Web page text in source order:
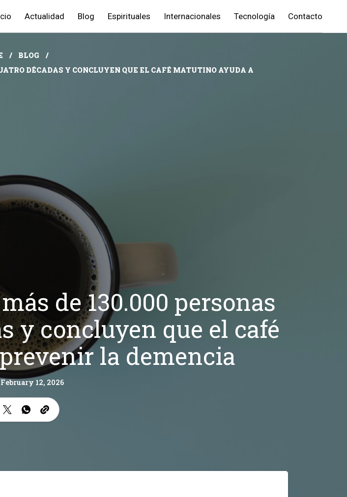
Actualidad Blog Espirituales Internacionales Tecnología Contacto
BLOG
DÉCADAS Y CONCLUYEN QUE EL CAFÉ MATUTINO AYUDA A
de 130.000 personas
y concluyen que el café
la demencia
February 12, 2026